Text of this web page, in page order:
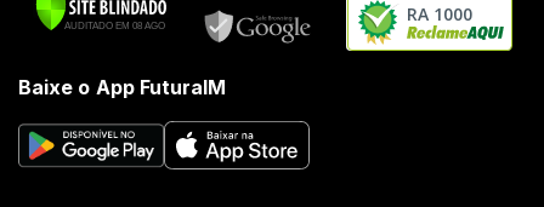
RA 1000
Baixe o App FuturaIM